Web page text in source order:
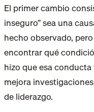
El primer cambio
inseguro” sea una
hecho observado,
encontrar qué
hizo que esa
mejora
de liderazgo.